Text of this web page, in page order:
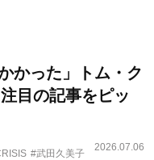
かった」トム・ク
目の記事をピッ
#武田久美子
2026.07.06